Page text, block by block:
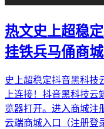
热文史上超稳
挂铁兵马俑商
史上超稳定抖音黑科技
上连接！抖音黑科技云
览器打开。进入商城注
云端商城入口（注册登